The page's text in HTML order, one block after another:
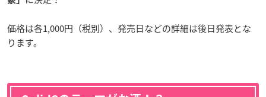
価格は各1,000円（税別）、発売日などの詳細は後日発表とな
ります。